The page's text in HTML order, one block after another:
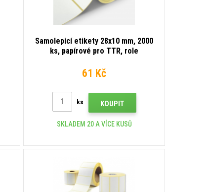
Samolepicí etikety 28x10 mm, 2000
ks, papírové pro TTR, role
61 Kč
ks KOUPIT
SKLADEM 20 A VÍCE KUSŮ